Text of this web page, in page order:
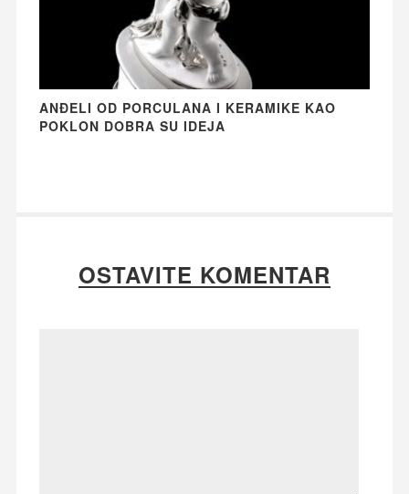
ANĐELI OD PORCULANA I KERAMIKE KAO
POKLON DOBRA SU IDEJA
OSTAVITE KOMENTAR